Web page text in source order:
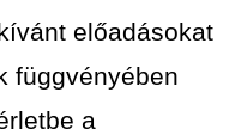
előadásokat
függvényében
a